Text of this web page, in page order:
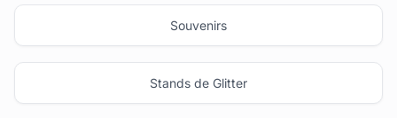
Souvenirs
Stands de Glitter